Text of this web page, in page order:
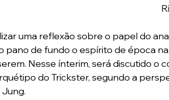
uma reflexão sobre o papel do
de fundo o espírito de época
Nesse ínterim, será discutido o
do Trickster, segundo a